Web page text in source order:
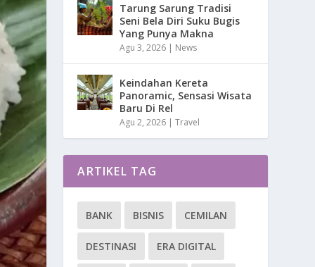
Tarung Sarung Tradisi
Seni Bela Diri Suku Bugis
Yang Punya Makna
Agu 3, 2026 | News
Keindahan Kereta
Panoramic, Sensasi Wisata
Baru Di Rel
Agu 2, 2026 |Travel
ARTIKEL TAG
BANK BISNIS CEMILAN
DESTINASI ERA DIGITAL